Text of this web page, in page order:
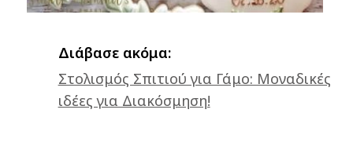
Διάβασε ακόμα:
Στολισμός Σπιτιού για Γάμο: Μοναδικές
ιδέες για Διακόσμηση!